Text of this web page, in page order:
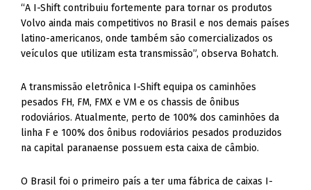
“A I-Shift contribuiu fortemente para tornar os produtos
Volvo ainda mais competitivos no Brasil e nos demais países
latino-americanos, onde também são comercializados os
veículos que utilizam esta transmissão”, observa Bohatch.
A transmissão eletrônica I-Shift equipa os caminhões
pesados FH, FM, FMX e VM e os chassis de ônibus
rodoviários. Atualmente, perto de 100% dos caminhões da
linha F e 100% dos ônibus rodoviários pesados produzidos
na capital paranaense possuem esta caixa de câmbio.
O Brasil foi o primeiro país a ter uma fábrica de caixas I-